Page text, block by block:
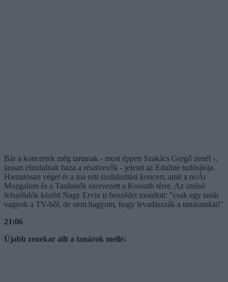
Bár a koncertek még tartanak - most éppen Szakács Gergő zenél -,
lassan elindulnak haza a résztvevők - jelenti az Eduline tudósítója.
Hamarosan véget ér a ma esti szolidaritási koncert, amit a noÁr
Mozgalom és a Tanítanék szervezett a Kossuth térre. Az utolsó
felszólalók között Nagy Ervin is beszédet mondott: "csak egy tanár
vagyok a TV-ből, de nem hagyom, hogy levadásszák a tanárainkat!"
21:06
Újabb zenekar állt a tanárok mellé: